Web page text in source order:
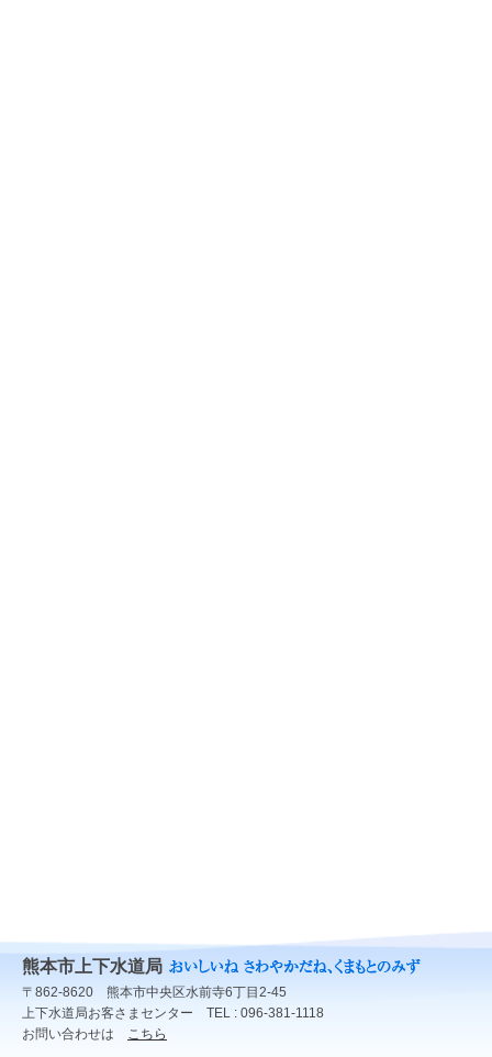
熊本市上下水道局
〒862-8620 熊本市中央区水前寺6丁目2-45
上下水道局お客さまセンター TEL : 096-381-1118
お問い合わせは こちら